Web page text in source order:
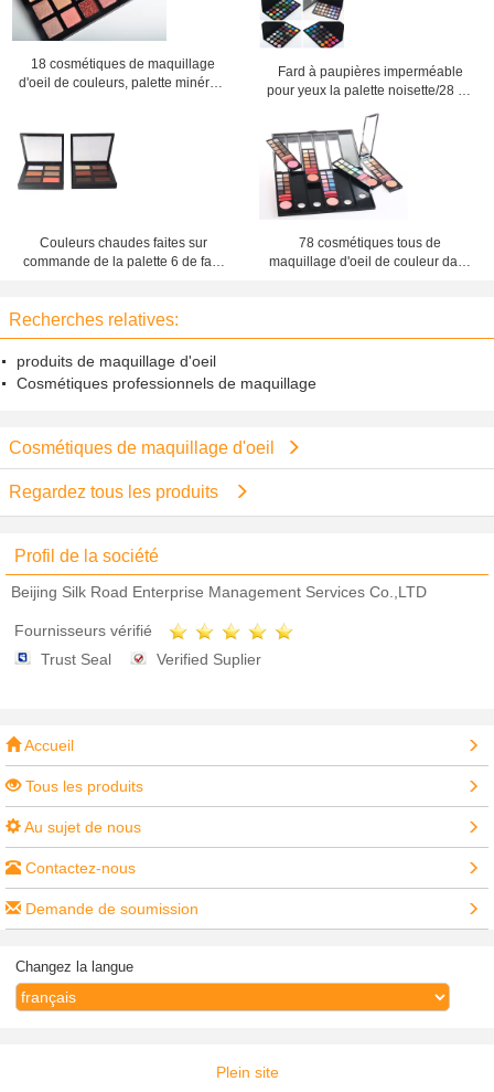
18 cosmétiques de maquillage
d'oeil de couleurs, palette minérale
Fard à paupières imperméable
pour yeux la palette noisette/28 de
fard à paupières de matte pour des
yeux bleus
Couleurs chaudes faites sur
commande de la palette 6 de fard
yeux de Brown
78 cosmétiques tous de
maquillage d'oeil de couleur dans
Recherches relatives:
produits de maquillage d'oeil
Cosmétiques professionnels de maquillage
Cosmétiques de maquillage d'oeil
Regardez tous les produits
Profil de la société
Beijing Silk Road Enterprise Management Services Co.,LTD
Fournisseurs vérifié
Trust Seal
Verified Suplier
Accueil
Tous les produits
Au sujet de nous
Contactez-nous
Demande de soumission
Changez la langue
Plein site